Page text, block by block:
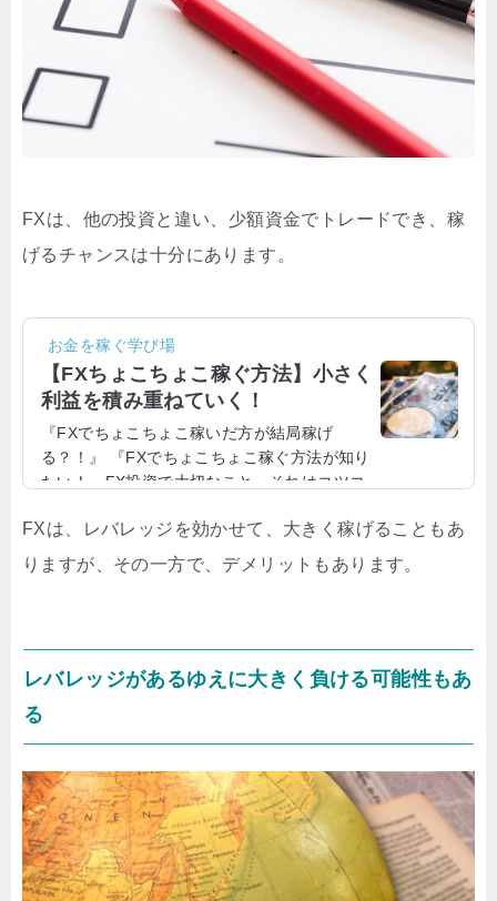
FXは、他の投資と違い、少額資金でトレードでき、稼
げるチャンスは十分にあります。
お金を稼ぐ学び場
【FXちょこちょこ稼ぐ方法】小さく
利益を積み重ねていく！
『FXでちょこちょこ稼いだ方が結局稼げ
る？！』 『FXでちょこちょこ稼ぐ方法が知り
たい！』FX投資で大切なこと、それはコツコ
です。なぜ大きく稼ぐのではなく、コツコツ
稼ぐことが大切なのか、下記で詳しく見てい
きたいと思います。FXでちょこちょこ稼ぐ方
ちょこちょこ稼ぐ方がいいのか、下記で見て
いきましょう。大きく稼ごうとするほど、大
大きく稼ごうとする...
FXは、レバレッジを効かせて、大きく稼げることもあ
りますが、その一方で、デメリットもあります。
レバレッジがあるゆえに大きく負ける可能性もあ
る